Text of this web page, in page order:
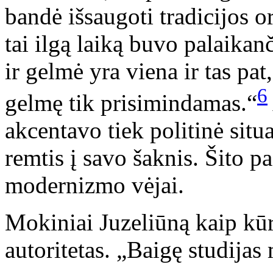
bandė išsaugoti tradicijos
tai ilgą laiką buvo
ir gelmė yra viena ir tas
gelmę tik prisimindamas.“6
akcentavo tiek politinė
remtis į savo šaknis. Šito
modernizmo vėjai.
Mokiniai Juzeliūną kaip
autoritetas. „Baigę